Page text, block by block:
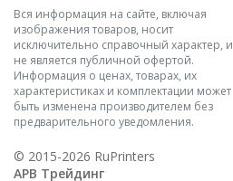
Вся информация на сайте, включая
изображения товаров, носит
исключительно справочный характер, и
не является публичной офертой.
Информация о ценах, товарах, их
характеристиках и комплектации может
быть изменена производителем без
предварительного уведомления.
© 2015-2026 RuPrinters
АРВ Трейдинг